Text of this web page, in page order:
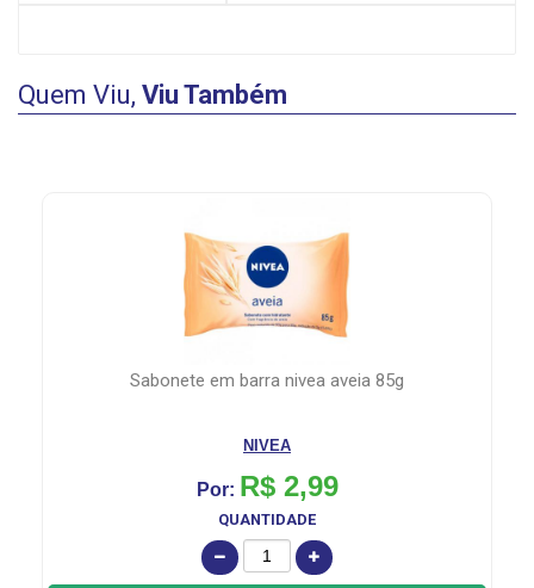
Quem Viu, Viu Também
sabonete em barra nivea aveia 85g
NIVEA
Por: R$ 2,99
QUANTIDADE